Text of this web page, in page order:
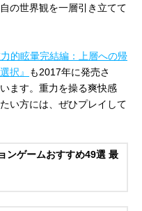
の世界観を一層引き立てて
力的眩暈完結編：上層への帰
択』
も2017年に発売さ
ます。重力を操る爽快感
い方には、ぜひプレイして
ンゲームおすすめ49選 最